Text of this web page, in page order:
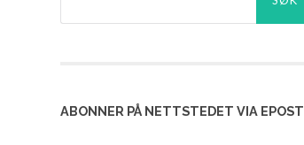
ABONNER PÅ NETTSTEDET VIA EPOST